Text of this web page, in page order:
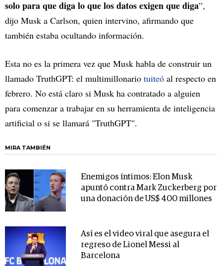
solo para que diga lo que los datos exigen que diga”,
dijo Musk a Carlson, quien intervino, afirmando que
también estaba ocultando información.
Esta no es la primera vez que Musk habla de construir un
llamado TruthGPT: el multimillonario tuiteó al respecto en
febrero. No está claro si Musk ha contratado a alguien
para comenzar a trabajar en su herramienta de inteligencia
artificial o si se llamará "TruthGPT".
MIRA TAMBIÉN
Enemigos íntimos: Elon Musk
apuntó contra Mark Zuckerberg por
una donación de US$ 400 millones
Así es el video viral que asegura el
regreso de Lionel Messi al
Barcelona